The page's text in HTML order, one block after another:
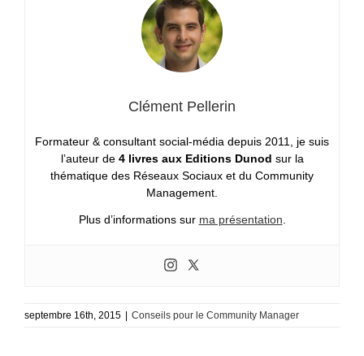
Clément Pellerin
Formateur & consultant social-média depuis 2011, je suis
l’auteur de 4 livres aux Editions Dunod sur la
thématique des Réseaux Sociaux et du Community
Management.
Plus d’informations sur ma présentation.
septembre 16th, 2015 Conseils pour le Community Manager